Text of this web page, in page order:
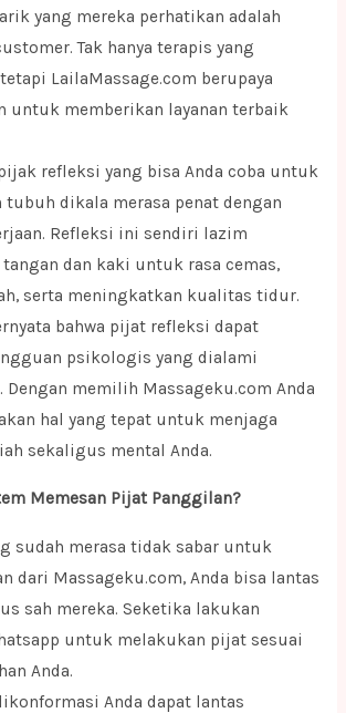
yang mereka perhatikan adalah
Tak hanya terapis yang
LailaMassage.com berupaya
untuk memberikan layanan terbaik
refleksi yang bisa Anda coba untuk
tubuh dikala merasa penat dengan
Refleksi ini sendiri lazim
dan kaki untuk rasa cemas,
serta meningkatkan kualitas tidur.
bahwa pijat refleksi dapat
psikologis yang dialami
Dengan memilih Massageku.com Anda
hal yang tepat untuk menjaga
sekaligus mental Anda.
Memesan Pijat Panggilan?
sudah merasa tidak sabar untuk
dari Massageku.com, Anda bisa lantas
sah mereka. Seketika lakukan
untuk melakukan pijat sesuai
Anda.
Anda dapat lantas